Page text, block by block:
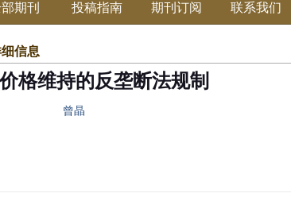
期刊 投稿指南 期刊订阅 联系我们
信息
格维持的反垄断法规制
曾晶